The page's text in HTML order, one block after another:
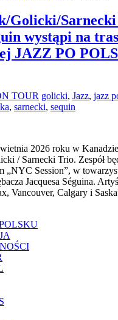
Golicki/
wystąpi na
JAZZ PO
TOUR golicki, Jazz, jazz
, sarnecki, sequin
2026 roku w
/ Sarnecki Trio. Zespół
„NYC Session”, w
Jacquesa Séguina.
Vancouver, Calgary i